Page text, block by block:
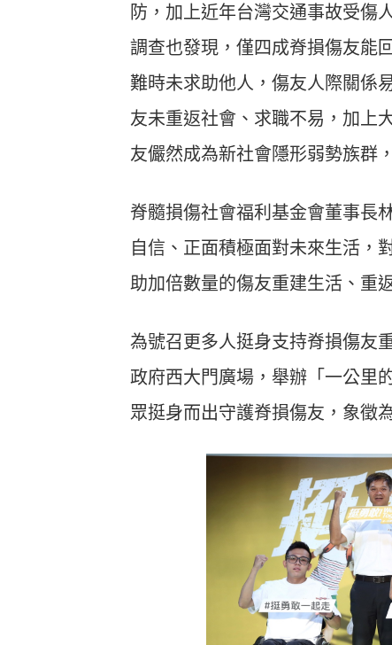
防，加上近年台灣交通事故受傷
調查也發現，僅四成脊損傷友能
難時未求助他人，傷友人際關係
友未重返社會、求職不易，加上
友儼然成為新社會隱形弱勢族群
脊髓損傷社會福利基金會董事長
自信、正面積極面對未來生活，
助加倍數量的傷友重建生活、重
為號召更多人挺身支持脊損傷友
政府西大門廣場，舉辦「一公里
眾挺身而出守護脊損傷友，象徵